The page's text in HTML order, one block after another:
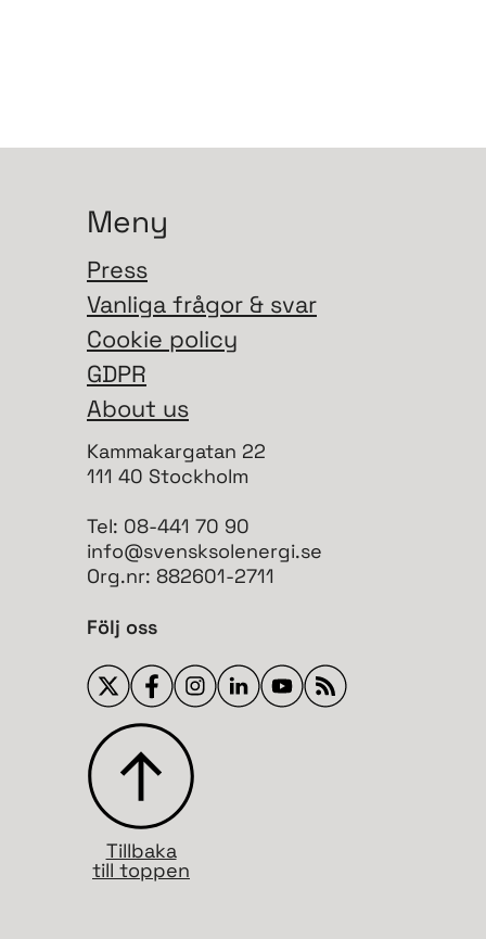
Meny
Press
Vanliga frågor & svar
Cookie policy
GDPR
About us
Kammakargatan 22
111 40 Stockholm
Tel: 08-441 70 90
info@svensksolenergi.se
Org.nr: 882601-2711
Följ oss
Tillbaka
till toppen